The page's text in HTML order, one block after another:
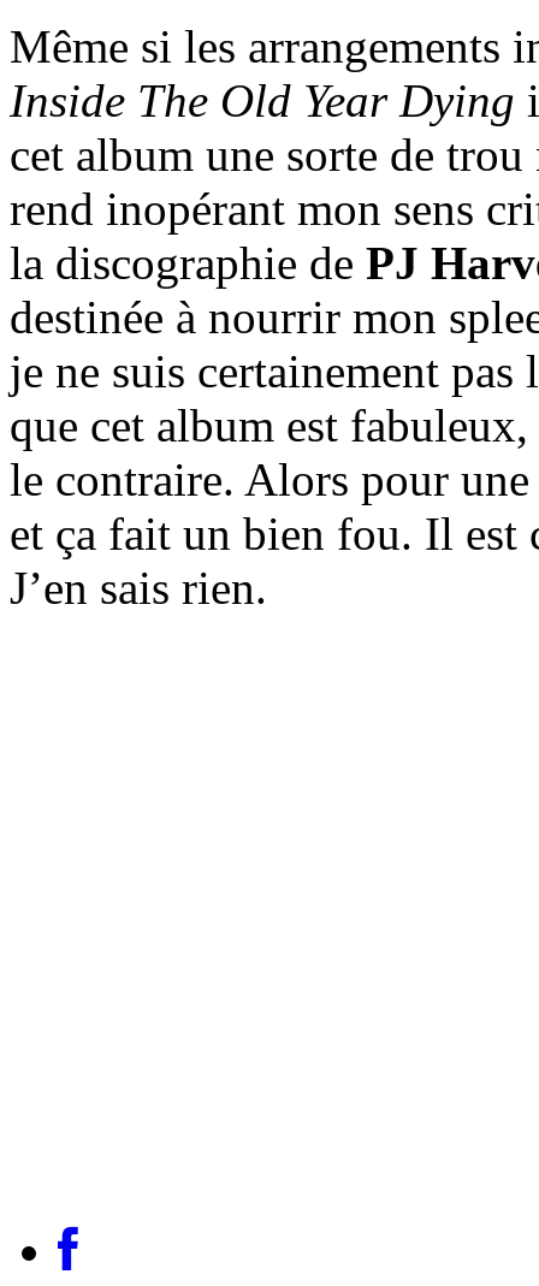
Même si les arrangements
Inside The Old Year Dying
cet album une sorte de
rend inopérant mon sens
la discographie de PJ
destinée à nourrir mon
je ne suis certainement
que cet album est
le contraire. Alors pour
et ça fait un bien fou. Il
J’en sais rien.